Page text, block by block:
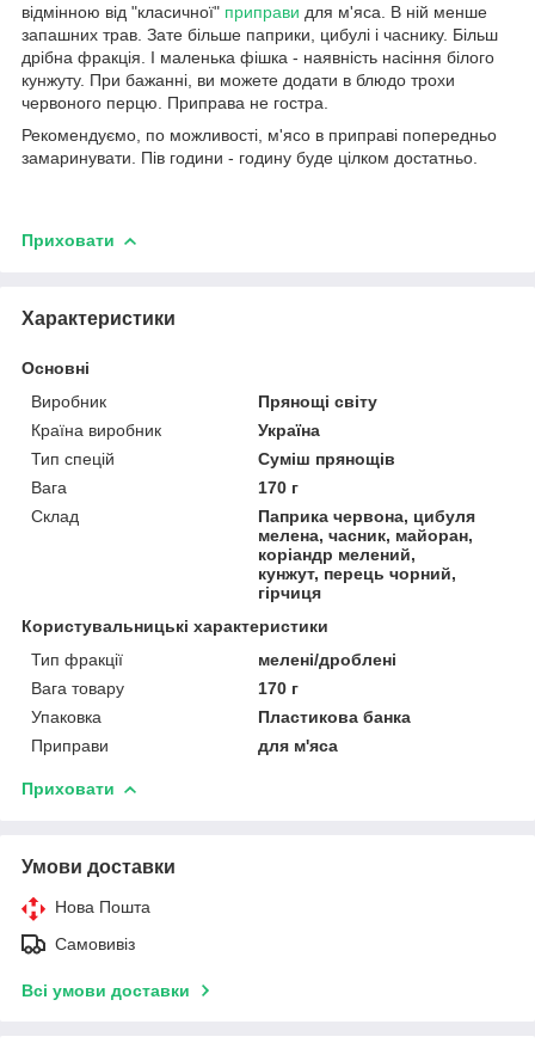
відмінною від "класичної" приправи для м'яса. В ній менше
запашних трав. Зате більше паприки, цибулі і часнику. Більш
дрібна фракція. І маленька фішка - наявність насіння білого
кунжуту. При бажанні, ви можете додати в блюдо трохи
червоного перцю. Приправа не гостра.
Рекомендуємо, по можливості, м'ясо в приправі попередньо
замаринувати. Пів години - годину буде цілком достатньо.
Приховати
Характеристики
Основні
Виробник
Прянощі світу
Країна виробник
Україна
Тип спецій
Суміш прянощів
Вага
170 г
Склад
Паприка червона, цибуля
мелена, часник, майоран,
коріандр мелений,
кунжут, перець чорний,
гірчиця
Користувальницькі характеристики
Тип фракції
мелені/дроблені
Вага товару
170 г
Упаковка
Пластикова банка
Приправи
для м'яса
Приховати
Умови доставки
Нова Пошта
Самовивіз
Всі умови доставки